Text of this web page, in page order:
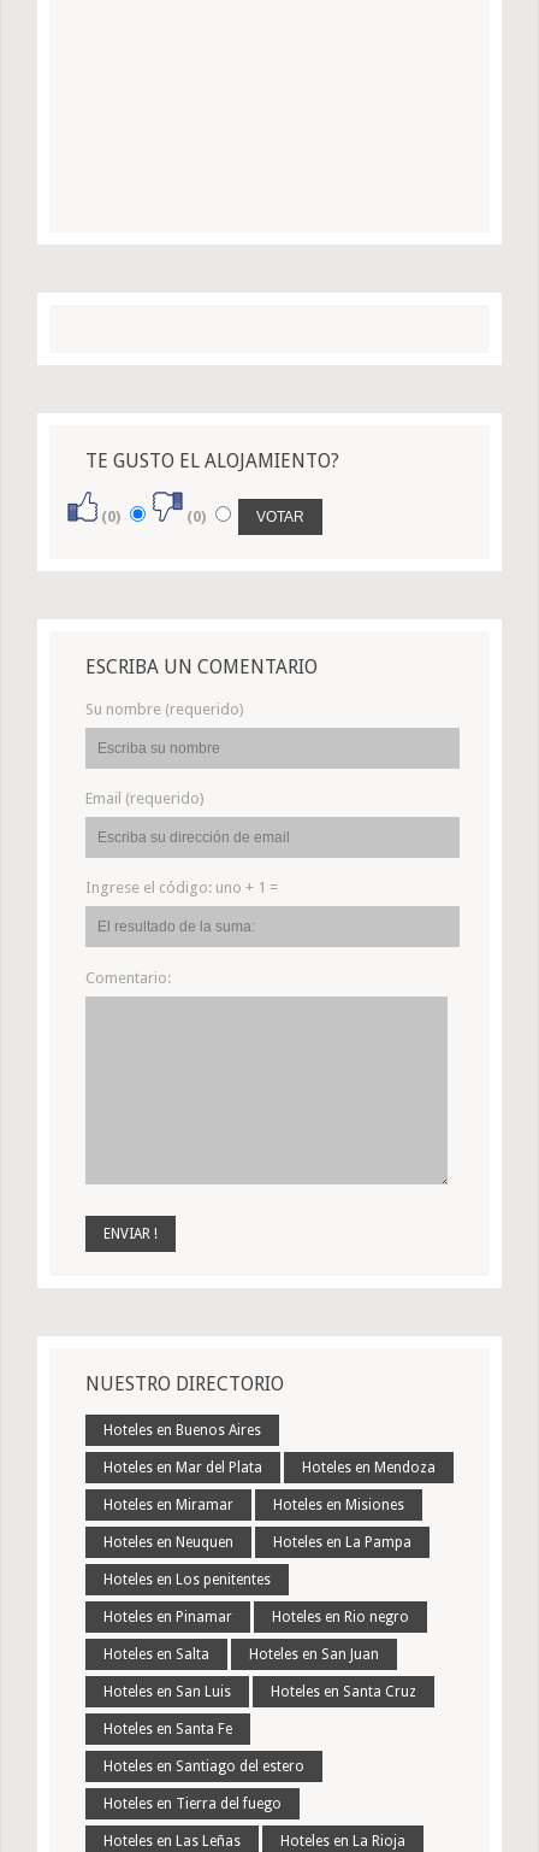
TE GUSTO EL ALOJAMIENTO?
(0) (0)
ESCRIBA UN COMENTARIO
Su nombre (requerido)
Email (requerido)
Ingrese el código: uno + 1 =
Comentario:
NUESTRO DIRECTORIO
Hoteles en Buenos Aires
Hoteles en Mar del Plata Hoteles en Mendoza
Hoteles en Miramar Hoteles en Misiones
Hoteles en Neuquen Hoteles en La Pampa
Hoteles en Los penitentes
Hoteles en Pinamar Hoteles en Rio negro
Hoteles en Salta Hoteles en San Juan
Hoteles en San Luis Hoteles en Santa Cruz
Hoteles en Santa Fe
Hoteles en Santiago del estero
Hoteles en Tierra del fuego
Hoteles en Las Leñas Hoteles en La Rioja